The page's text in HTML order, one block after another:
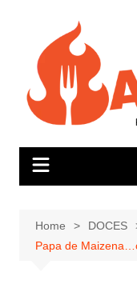
Home
DOCES
Papa de